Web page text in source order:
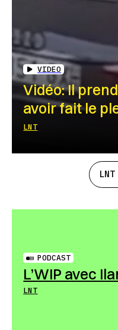
VIDEO
Vidéo: Il
avoir fait le
LNT
PODCAST
L’WIP avec
LNT